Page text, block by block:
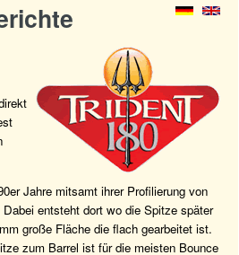
Jahre mitsamt ihrer Profilierung von
entsteht dort wo die Spitze später
große Fläche die flach gearbeitet ist.
zum Barrel ist für die meisten Bounce